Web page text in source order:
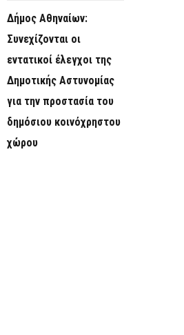
Δήμος Αθηναίων:
Συνεχίζονται οι
εντατικοί έλεγχοι της
Δημοτικής Αστυνομίας
για την προστασία του
δημόσιου κοινόχρηστου
χώρου